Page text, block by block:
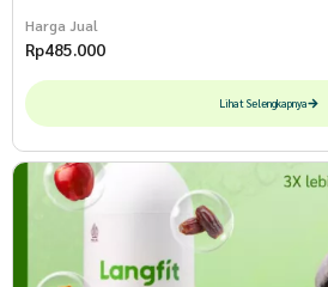
Harga Jual
Rp485.000
Lihat Selengkapnya